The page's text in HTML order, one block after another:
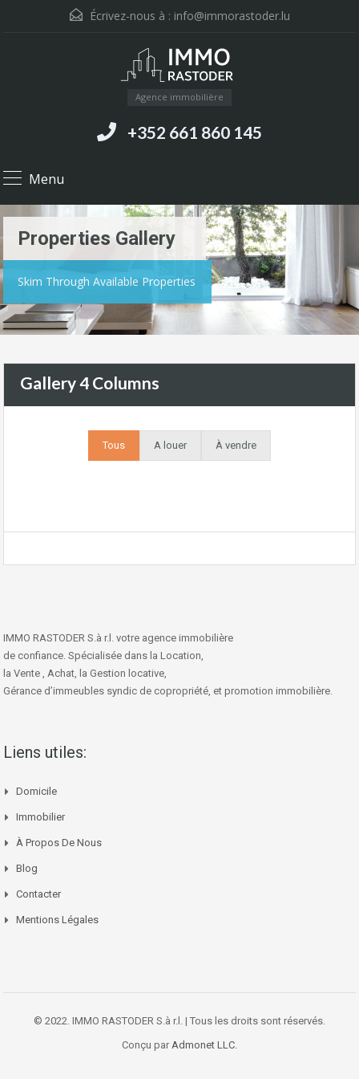
Écrivez-nous à : info@immorastoder.lu
Agence immobilière
+352 661 860 145
Menu
Properties Gallery
Skim Through Available Properties
Gallery 4 Columns
Tous A louer À vendre
IMMO RASTODER S.à r.l. votre agence immobilière
de confiance. Spécialisée dans la Location,
la Vente , Achat, la Gestion locative,
Gérance d’immeubles syndic de copropriété, et promotion immobilière.
Liens utiles:
Domicile
Immobilier
À Propos De Nous
Blog
Contacter
Mentions Légales
© 2022. IMMO RASTODER S.à r.l. | Tous les droits sont réservés.
Conçu par Admonet LLC.